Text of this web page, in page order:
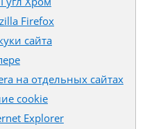
Firefox
сайта
на отдельных сайтах
cookie
Explorer